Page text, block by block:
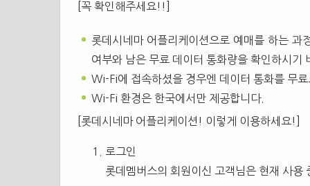
[꼭 확인해주세요!!]
롯데시네마 어플리케이션으로 예매를 하는 과
여부와 남은 무료 데이터 통화량을 확인하시기
Wi-Fi에 접속하셨을 경우엔 데이터 통화를 무
Wi-Fi 환경은 한국에서만 제공합니다.
[롯데시네마 어플리케이션! 이렇게 이용하세요!]
로그인
롯데멤버스의 회원이신 고객님은 현재 사용